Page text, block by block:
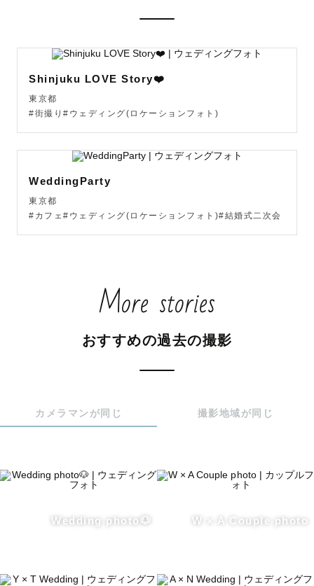
そして当日は撮影を楽しんでもらえるよう
詳細やポージングにつきましては下記をご覧ください！
金額: 43,780円（税込）
撮影時間:2時間
｟アートカット｠
・おくるみ　手足が見えない
・ご家族・ご兄弟との集合写真
˗ˏˋポージングをリードして欲しいあなたへˎˊ˗
・肌の質感を大切にお撮りしています！
Shinjuku LOVE Story❤️
東京都
#街撮り#ウェディング(ロケーションフォト)
WeddingParty
東京都
#カフェ#ウェディング(ロケーションフォト)#結婚式二次会
More stories
おすすめの過去の撮影
カメラマンが同じ 撮影地域が同じ
Wedding photo🐶 W × A Couple photo